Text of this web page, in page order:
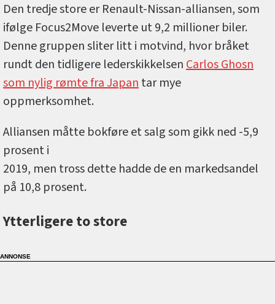
Den tredje store er Renault-Nissan-alliansen, som
ifølge Focus2Move leverte ut 9,2 millioner biler.
Denne gruppen sliter litt i motvind, hvor bråket
rundt den tidligere lederskikkelsenCarlos Ghosn
som nylig rømte fra Japantar mye
oppmerksomhet.
Alliansen måtte bokføre et salg som gikk ned -5,9
prosent i
2019, men tross dette hadde de en markedsandel
på 10,8 prosent.
Ytterligere to store